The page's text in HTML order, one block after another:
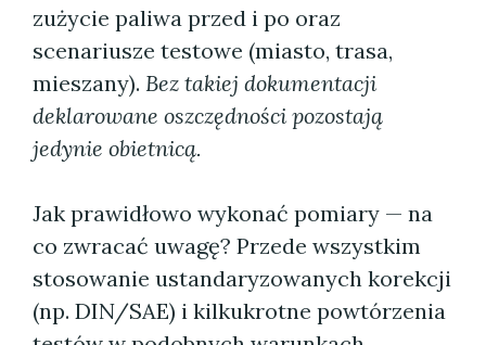
zużycie paliwa przed i po oraz
scenariusze testowe (miasto, trasа,
mieszany). Bez takiej dokumentacji
deklarowane oszczędności pozostają
jedynie obietnicą.
Jak prawidłowo wykonać pomiary — na
co zwracać uwagę? Przede wszystkim
stosowanie ustandaryzowanych korekcji
(np. DIN/SAE) i kilkukrotne powtórzenia